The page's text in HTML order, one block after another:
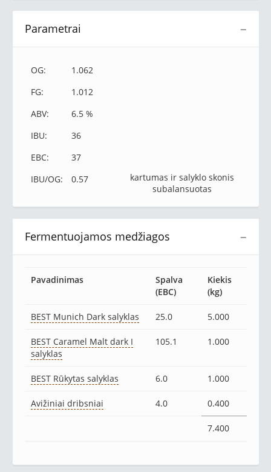
−
Parametrai
OG:
1.062
FG:
1.012
ABV:
6.5 %
IBU:
36
EBC:
37
IBU/OG:
0.57
kartumas ir salyklo skonis
subalansuotas
−
Fermentuojamos medžiagos
Pavadinimas
Spalva
(EBC)
Kiekis
(kg)
BEST Munich Dark salyklas 25.0 5.000
BEST Caramel Malt dark I
salyklas
105.1 1.000
BEST Rūkytas salyklas 6.0 1.000
Avižiniai dribsniai 4.0 0.400
7.400